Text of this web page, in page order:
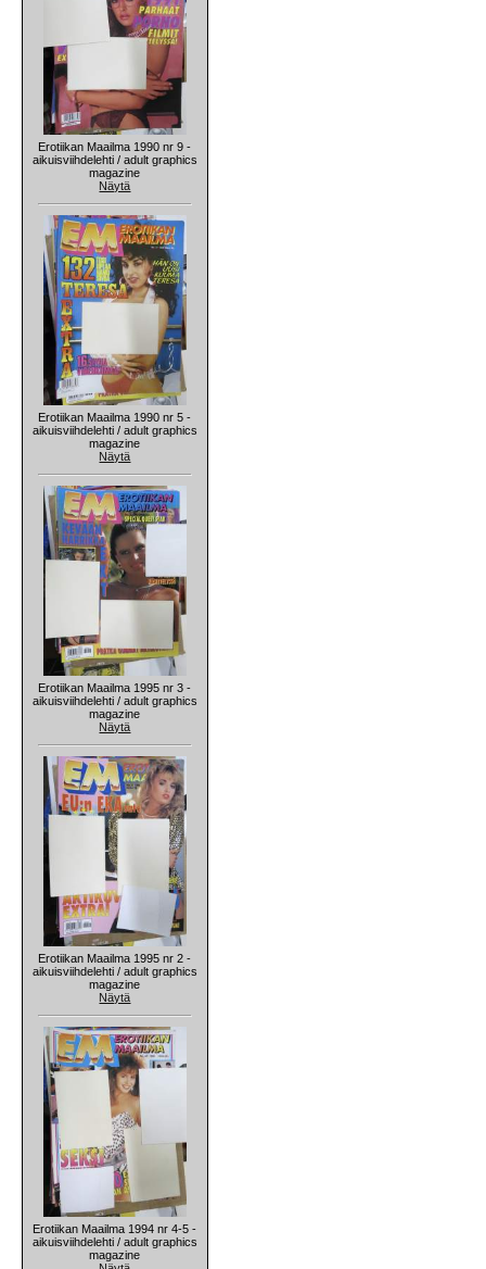
Erotiikan Maailma 1990 nr 9 -
aikuisviihdelehti / adult graphics
magazine
Näytä
Erotiikan Maailma 1990 nr 5 -
aikuisviihdelehti / adult graphics
magazine
Näytä
Erotiikan Maailma 1995 nr 3 -
aikuisviihdelehti / adult graphics
magazine
Näytä
Erotiikan Maailma 1995 nr 2 -
aikuisviihdelehti / adult graphics
magazine
Näytä
Erotiikan Maailma 1994 nr 4-5 -
aikuisviihdelehti / adult graphics
magazine